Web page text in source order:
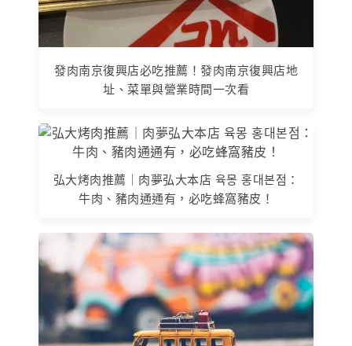
發肉南京復興店必吃推薦！發肉南京復興店地
址、菜單與營業時間一次看
弘大烤肉推薦｜肉夢弘大本店 육몽 홍대본점：
牛肉、豬肉通通有，必吃蜂窩豬皮！